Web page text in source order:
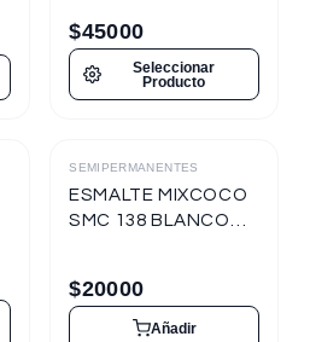
$45000
Seleccionar
Producto
Destacado
SEMIPERMANENTES
ESMALTE MIXCOCO
SMC 138 BLANCO
$20000
Añadir